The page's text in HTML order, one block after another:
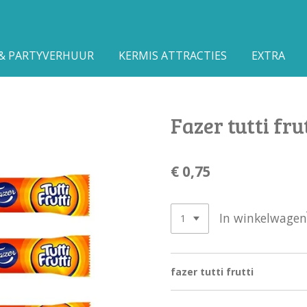
PARTYVERHUUR KERMIS ATTRACTIES EXTRA
Fazer tutti
€ 0,75
In winkelwagen
fazer tutti frutti